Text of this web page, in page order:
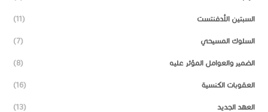
السبتين الأدفنتست (11)
السلوك المسيحي (7)
الضمير والعوامل المؤثر عليه (8)
العقوبات الكنسية (16)
العهد الجديد (13)